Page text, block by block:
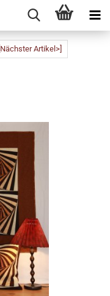
[Nächster Artikel>]